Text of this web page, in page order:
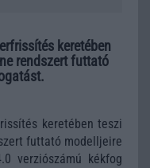
keretében
rendszert futtató
keretében teszi
futtató modelljeire
verziószámú kékfog